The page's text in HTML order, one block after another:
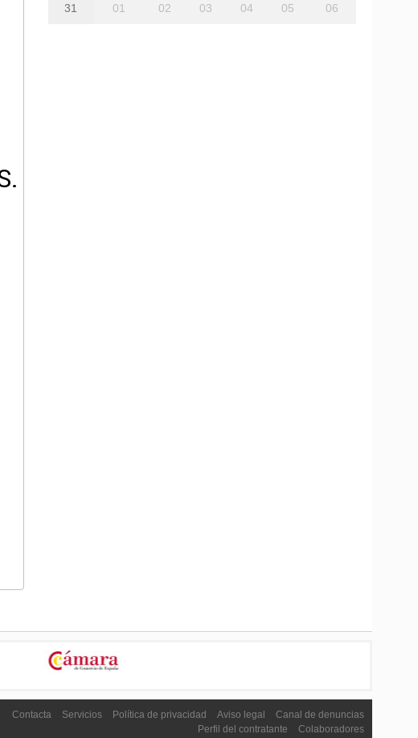
31 01 02 03 04 05 06
Contacta Servicios Política de privacidad Aviso legal
Canal de denuncias
Perfil del contratante
Colaboradores